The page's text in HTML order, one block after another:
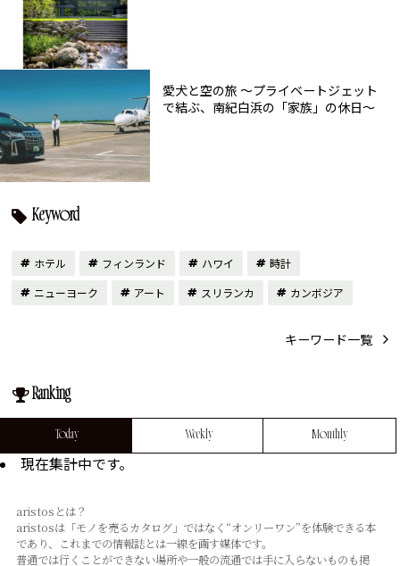
愛犬と空の旅 ～プライベートジェット
で結ぶ、南紀白浜の「家族」の休日～
Keyword
ホテル フィンランド ハワイ
時計
ニューヨーク
アート スリランカ カンボジア
キーワード一覧
Ranking
Today Weekly Monthly
現在集計中です。
aristosとは？
aristosは「モノを売るカタログ」ではなく“オンリーワン”を体験できる本
であり、これまでの情報誌とは⼀線を画す媒体です。
普通では⾏くことができない場所や⼀般の流通では⼿に⼊らないものも掲